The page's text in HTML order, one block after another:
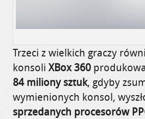
Trzeci z wielkich graczy
konsoli XBox 360
84 miliony sztuk, gdyby
wymienionych konsol,
sprzedanych procesorów